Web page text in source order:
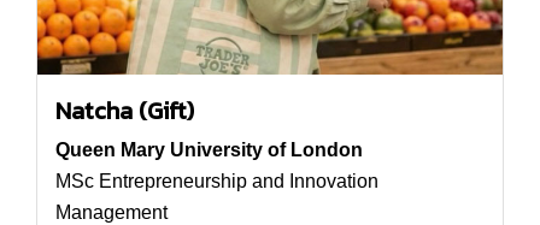
Natcha (Gift)
Queen Mary University of London
MSc Entrepreneurship and Innovation
Management